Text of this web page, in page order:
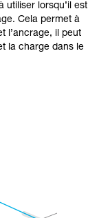
utiliser lorsqu’il est
Cela permet à
l’ancrage, il peut
la charge dans le